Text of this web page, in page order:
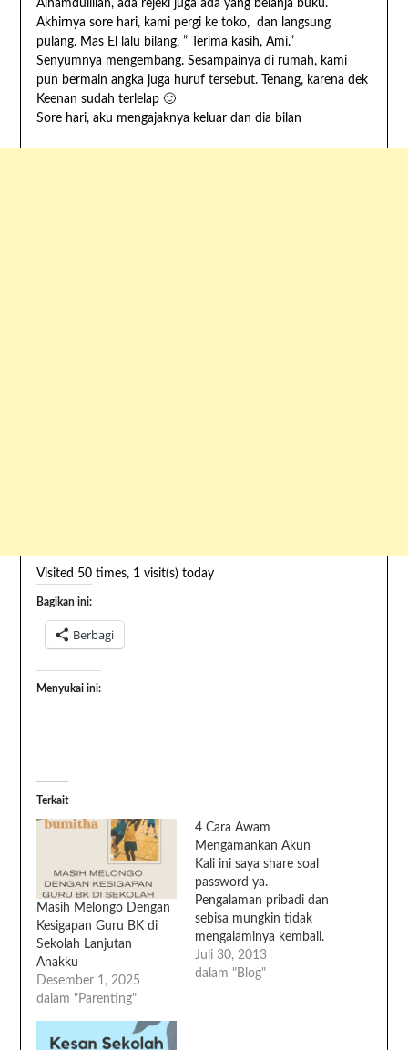
Alhamdulillah, ada rejeki juga ada yang belanja buku.
Akhirnya sore hari, kami pergi ke toko, dan langsung
pulang. Mas El lalu bilang, ” Terima kasih, Ami.”
Senyumnya mengembang. Sesampainya di rumah, kami
pun bermain angka juga huruf tersebut. Tenang, karena dek
Keenan sudah terlelap 🙂
Sore hari, aku mengajaknya keluar dan dia bilan
Visited 50 times, 1 visit(s) today
Bagikan ini:
Berbagi
Menyukai ini:
Terkait
Masih Melongo Dengan
Kesigapan Guru BK di
Sekolah Lanjutan
Anakku
Desember 1, 2025
dalam "Parenting"
4 Cara Awam
Mengamankan Akun
Kali ini saya share soal
password ya.
Pengalaman pribadi dan
sebisa mungkin tidak
mengalaminya kembali.
Apakah ada dari teman-
teman yang merasa dan
Juli 30, 2013
dalam "Blog"